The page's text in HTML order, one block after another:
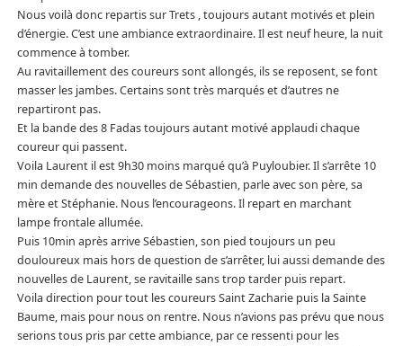
Nous voilà donc repartis sur Trets , toujours autant motivés et plein
d’énergie. C’est une ambiance extraordinaire. Il est neuf heure, la nuit
commence à tomber.
Au ravitaillement des coureurs sont allongés, ils se reposent, se font
masser les jambes. Certains sont très marqués et d’autres ne
repartiront pas.
Et la bande des 8 Fadas toujours autant motivé applaudi chaque
coureur qui passent.
Voila Laurent il est 9h30 moins marqué qu’à Puyloubier. Il s’arrête 10
min demande des nouvelles de Sébastien, parle avec son père, sa
mère et Stéphanie. Nous l’encourageons. Il repart en marchant
lampe frontale allumée.
Puis 10min après arrive Sébastien, son pied toujours un peu
douloureux mais hors de question de s’arrêter, lui aussi demande des
nouvelles de Laurent, se ravitaille sans trop tarder puis repart.
Voila direction pour tout les coureurs Saint Zacharie puis la Sainte
Baume, mais pour nous on rentre. Nous n’avions pas prévu que nous
serions tous pris par cette ambiance, par ce ressenti pour les